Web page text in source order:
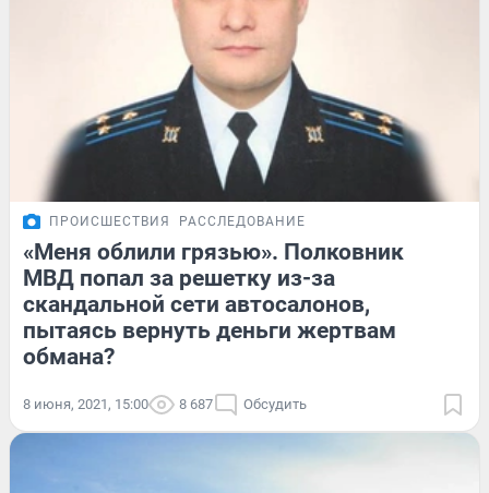
ПРОИСШЕСТВИЯ РАССЛЕДОВАНИЕ
«Меня облили грязью». Полковник
МВД попал за решетку из-за
скандальной сети автосалонов,
пытаясь вернуть деньги жертвам
обмана?
8 июня, 2021, 15:00 8 687 Обсудить